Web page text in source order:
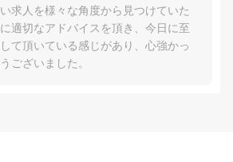
求人を様々な角度から見つけていた
適切なアドバイスを頂き、今日に至
て頂いている感じがあり、心強かっ
ございました。